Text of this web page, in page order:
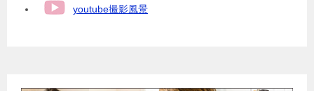
youtube撮影風景